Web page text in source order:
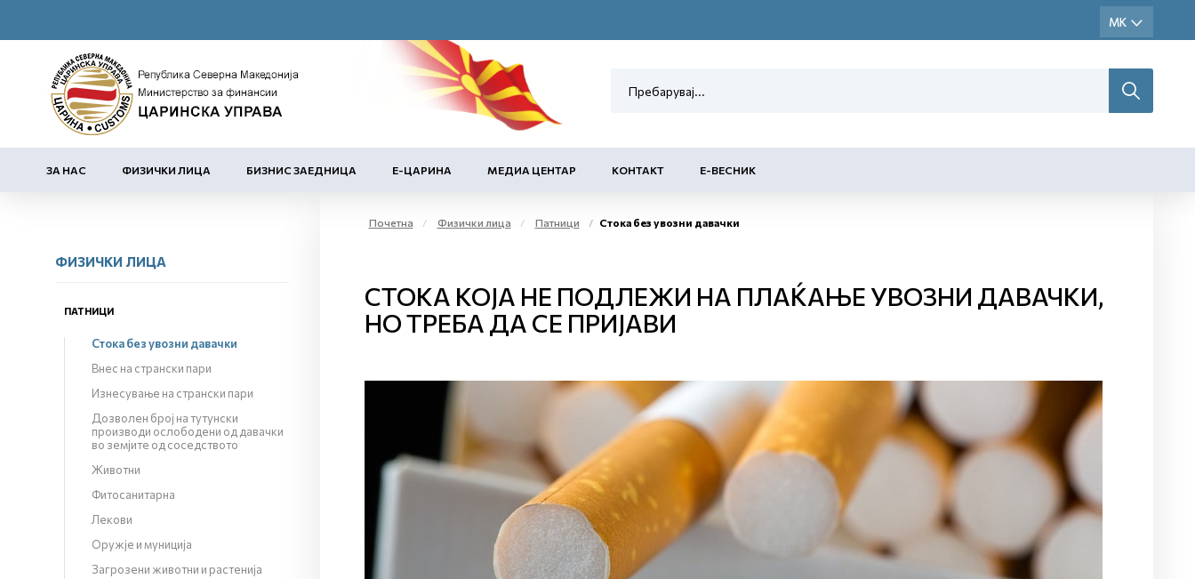
ЗА НАС ФИЗИЧКИ ЛИЦА БИЗНИС ЗАЕДНИЦА Е-ЦАРИНА МЕДИА ЦЕНТАР КОНТАКТ Е-ВЕСНИК
ФИЗИЧКИ ЛИЦА
ПАТНИЦИ
Стока без увозни давачки
Внес на странски пари
Изнесување на странски пари
Дозволен број на тутунски
производи ослободени од давачки
во земјите од соседството
Животни
Фитосанитарна
Лекови
Оружје и муниција
Загрозени животни и растенија
Почетна Физички лица Патници Стока без увозни давачки
СТОКА КОЈА НЕ ПОДЛЕЖИ НА ПЛАЌАЊЕ УВОЗНИ ДАВАЧКИ,
НО ТРЕБА ДА СЕ ПРИЈАВИ